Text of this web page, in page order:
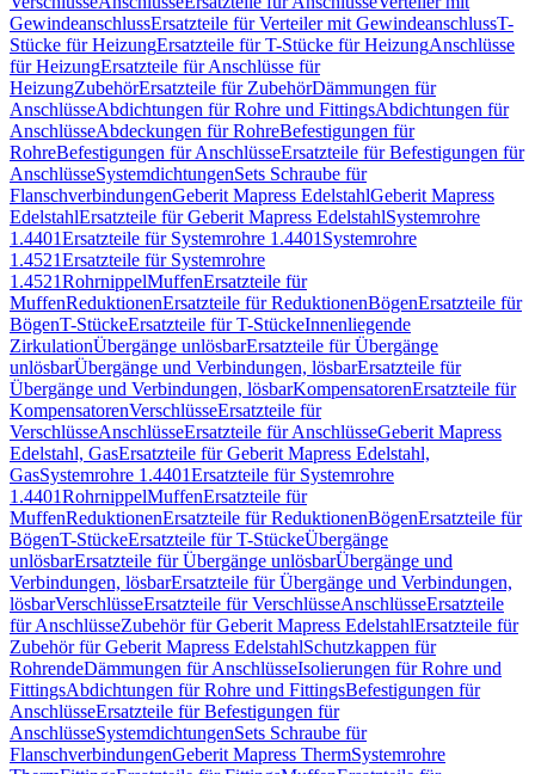
GewindeanschlussErsatzteile für Verteiler mit GewindeanschlussT-
Stücke für HeizungErsatzteile für T-Stücke für HeizungAnschlüsse
für HeizungErsatzteile für Anschlüsse für
HeizungZubehörErsatzteile für ZubehörDämmungen für
AnschlüsseAbdichtungen für Rohre und FittingsAbdichtungen für
AnschlüsseAbdeckungen für RohreBefestigungen für
RohreBefestigungen für AnschlüsseErsatzteile für Befestigungen für
AnschlüsseSystemdichtungenSets Schraube für
FlanschverbindungenGeberit Mapress EdelstahlGeberit Mapress
EdelstahlErsatzteile für Geberit Mapress EdelstahlSystemrohre
1.4401Ersatzteile für Systemrohre 1.4401 Systemrohre
1.4521Ersatzteile für Systemrohre
1.4521RohrnippelMuffenErsatzteile für
MuffenReduktionenErsatzteile für ReduktionenBögenErsatzteile für
BögenT-StückeErsatzteile für T-StückeInnenliegende
ZirkulationÜbergänge unlösbarErsatzteile für Übergänge
unlösbarÜbergänge und Verbindungen, lösbarErsatzteile für
Übergänge und Verbindungen, lösbarKompensatorenErsatzteile für
KompensatorenVerschlüsseErsatzteile für
VerschlüsseAnschlüsseErsatzteile für AnschlüsseGeberit Mapress
Edelstahl, GasErsatzteile für Geberit Mapress Edelstahl,
GasSystemrohre 1.4401Ersatzteile für Systemrohre
1.4401RohrnippelMuffenErsatzteile für
MuffenReduktionenErsatzteile für ReduktionenBögenErsatzteile für
BögenT-StückeErsatzteile für T-StückeÜbergänge
unlösbarErsatzteile für Übergänge unlösbarÜbergänge und
Verbindungen, lösbarErsatzteile für Übergänge und Verbindungen,
lösbarVerschlüsseErsatzteile für VerschlüsseAnschlüsseErsatzteile
für AnschlüsseZubehör für Geberit Mapress EdelstahlErsatzteile für
Zubehör für Geberit Mapress EdelstahlSchutzkappen für
RohrendeDämmungen für AnschlüsseIsolierungen für Rohre und
FittingsAbdichtungen für Rohre und FittingsBefestigungen für
AnschlüsseErsatzteile für Befestigungen für
AnschlüsseSystemdichtungenSets Schraube für
FlanschverbindungenGeberit Mapress ThermSystemrohre